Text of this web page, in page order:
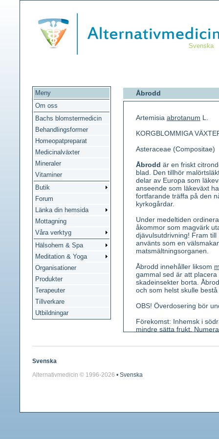
Svenska
Meny
Om oss
Bachs blomstermedicin
Behandlingsformer
Homeopatpreparat
Medicinalväxter
Mineraler
Vitaminer
Butik
Forum
Länka din hemsida
Mottagning
Våra verktyg
Hälsohem & Spa
Meditation & Yoga
Organisationer
Produkter
Terapeuter
Tillverkare
Utbildningar
Åbrodd
Artemisia abrotanum L.
KORGBLOMMIGA
Asteraceae (Compositae)
Åbrodd är en friskt
blad. Den tillhör
delar av Europa som
anseende som läkeväxt
fortfarande träffa på den
kyrkogårdar.
Under medeltiden
åkommor som magvärk
djävulsutdrivning! Fram
använts som en
matsmältningsorganen.
Åbrodd innehåller liksom
gammal sed är att
skadeinsekter borta.
och som helst skulle
OBS! Överdosering bör
Förekomst: Inhemsk i
mindre sätta frukt.
Kännetecken: En upp till
Svenska
Alternativmedicin © 1996-2026 • Svenska